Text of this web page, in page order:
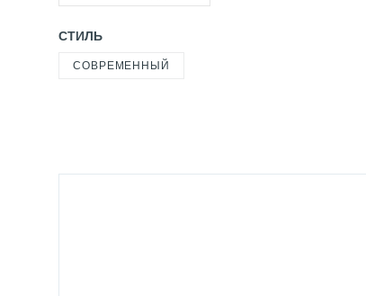
СТИЛЬ
СОВРЕМЕННЫЙ